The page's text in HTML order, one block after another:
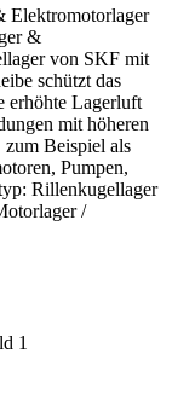
Elektromotorlager
&
von SKF mit
schützt das
erhöhte Lagerluft
mit höheren
zum Beispiel als
Pumpen,
Rillenkugellager
/